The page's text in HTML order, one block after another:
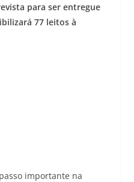
para ser entregue
77 leitos à
importante na